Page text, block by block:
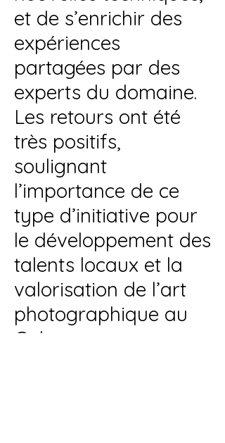
et de s’enrichir des
expériences
partagées par des
experts du domaine.
Les retours ont été
très positifs,
soulignant
l’importance de ce
type d’initiative pour
le développement des
talents locaux et la
valorisation de l’art
photographique au
Gabon.